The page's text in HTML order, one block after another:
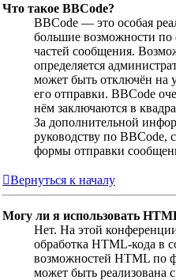
Что такое BBCode?
BBCode — это особая
большие возможности
частей сообщения.
определяется
может быть отключён на
его отправки. BBCode
нём заключаются в
За дополнительной
руководству по BBCode,
формы отправки
Вернуться к началу
Могу ли я использовать
Нет. На этой
обработка HTML-кода в
возможностей HTML по
может быть реализована